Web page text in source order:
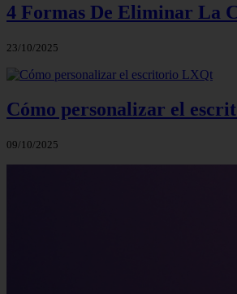
4 Formas De Eliminar La
23/10/2025
Cómo personalizar el
09/10/2025